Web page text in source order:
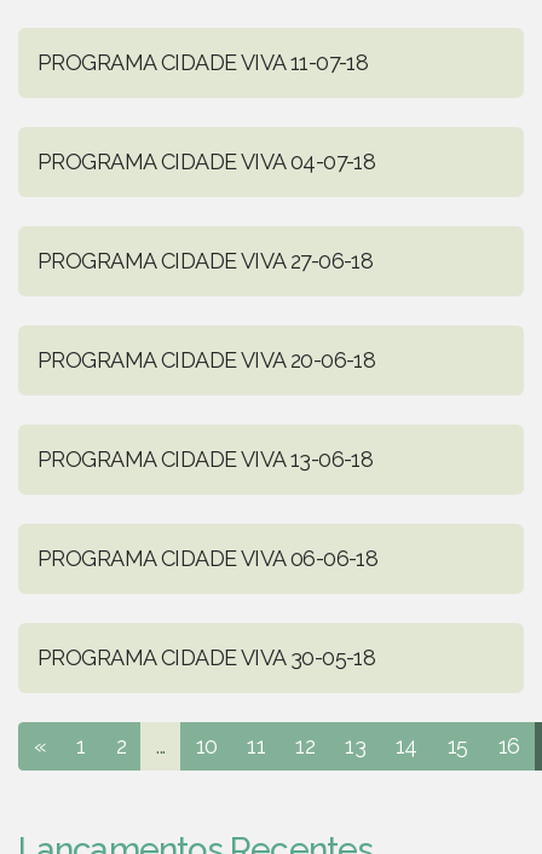
PROGRAMA CIDADE VIVA 11-07-18
PROGRAMA CIDADE VIVA 04-07-18
PROGRAMA CIDADE VIVA 27-06-18
PROGRAMA CIDADE VIVA 20-06-18
PROGRAMA CIDADE VIVA 13-06-18
PROGRAMA CIDADE VIVA 06-06-18
PROGRAMA CIDADE VIVA 30-05-18
« 1 2 ... 10 11 12 13 14 15 16